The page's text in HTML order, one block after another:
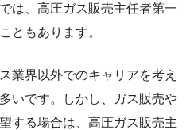
は、高圧ガス販売主任者第一
ともあります。
業界以外でのキャリアを考え
いです。しかし、ガス販売や
する場合は、高圧ガス販売主